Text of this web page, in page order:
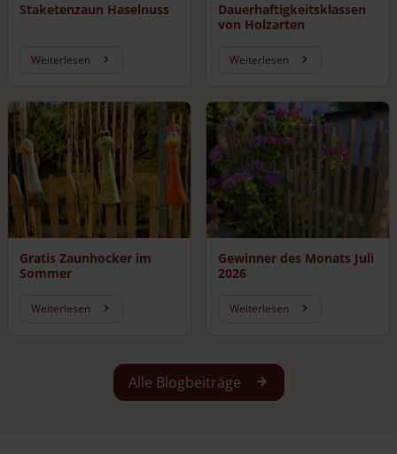
Staketenzaun Haselnuss
Weiterlesen
Dauerhaftigkeitsklassen
von Holzarten
Weiterlesen
Gratis Zaunhocker im
Sommer
Weiterlesen
Gewinner des Monats Juli
2026
Weiterlesen
Alle Blogbeiträge